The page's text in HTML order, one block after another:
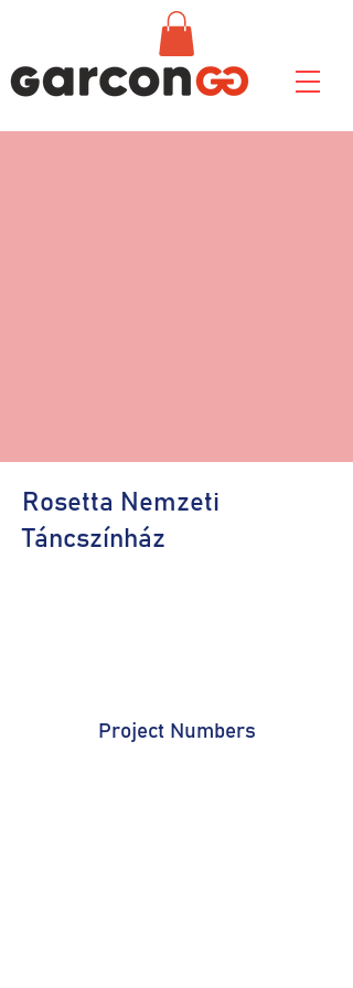
Rosetta Nemzeti
Táncszínház
Project Numbers